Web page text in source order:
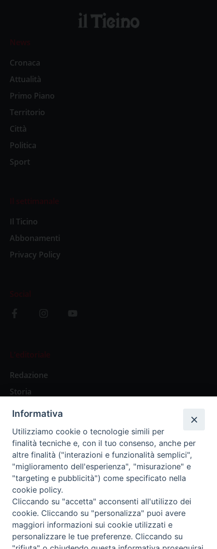
News
Cronaca
Attualità
Primo Piano
Territorio
Città
Politica
Sport
Il settimanale
Il Ticino
Abbonamenti
Privacy Policy
Social
L’editoriale
Redazione
Storia
Abbonamenti
Abbonamento Annuale Digitale
Abbonamento Annuale Cartaceo
Abbonamento Singola Copia Digitale
Redazione: Pavia, Piazza Duomo 11 - tel. 0382.24736 -
Informativa
Utilizziamo cookie o tecnologie simili per
finalità tecniche e, con il tuo consenso, anche per
altre finalità ("interazioni e funzionalità semplici",
"miglioramento dell'esperienza", "misurazione" e
"targeting e pubblicità") come specificato nella
cookie policy.
Cliccando su "accetta" acconsenti all'utilizzo dei
cookie. Cliccando su "personalizza" puoi avere
maggiori informazioni sui cookie utilizzati e
personalizzare le tue preferenze. Cliccando su